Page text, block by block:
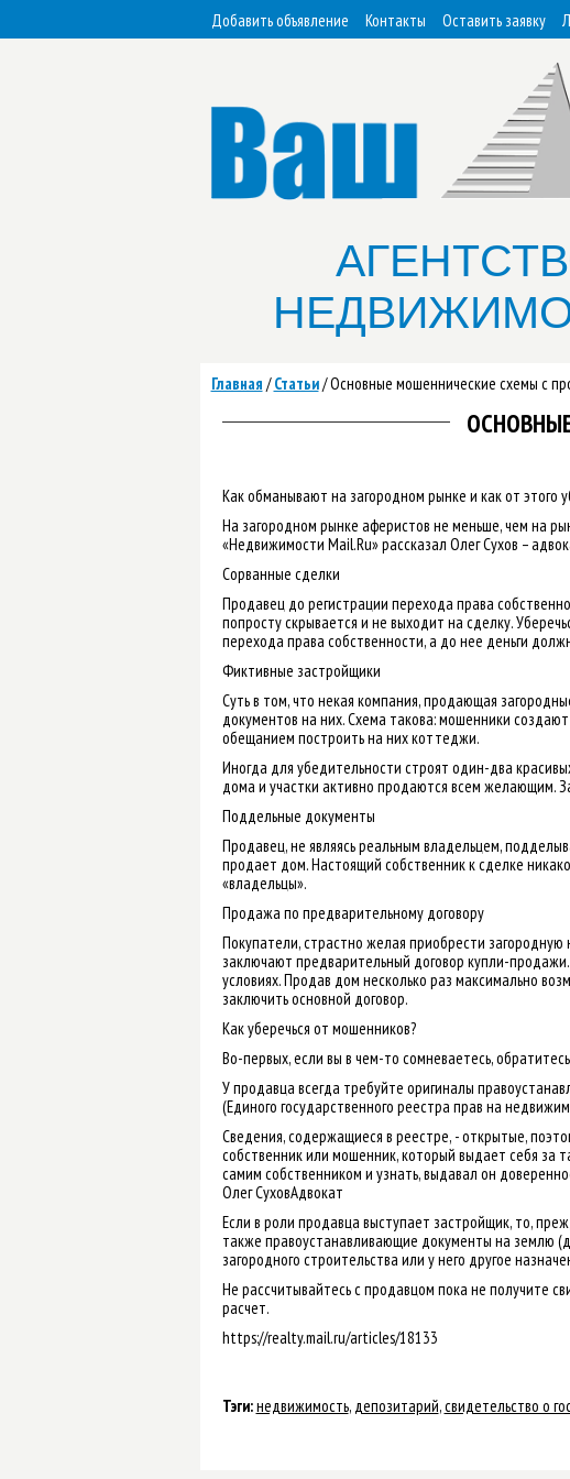
Добавить объявление Контакты Оставить заявку
Главная /Статьи/Основные мошеннические схемы с
Как обманывают на загородном рынке и как от этого
На загородном рынке аферистов не меньше, чем на
«Недвижимости Mail.Ru» рассказал Олег Сухов –
Сорванные сделки
Продавец до регистрации перехода права
попросту скрывается и не выходит на сделку.
перехода права собственности, а до нее деньги
Фиктивные застройщики
Суть в том, что некая компания, продающая
документов на них. Схема такова: мошенники
обещанием построить на них коттеджи.
Иногда для убедительности строят один-два
дома и участки активно продаются всем желающим.
Поддельные документы
Продавец, не являясь реальным владельцем,
продает дом. Настоящий собственник к сделке
«владельцы».
Продажа по предварительному договору
Покупатели, страстно желая приобрести
заключают предварительный договор купли-
условиях. Продав дом несколько раз максимально
заключить основной договор.
Как уберечься от мошенников?
Во-первых, если вы в чем-то сомневаетесь,
У продавца всегда требуйте оригиналы
(Единого государственного реестра прав на
Сведения, содержащиеся в реестре, - открытые,
собственник или мошенник, который выдает себя за
самим собственником и узнать, выдавал он
Олег СуховАдвокат
Если в роли продавца выступает застройщик, то,
также правоустанавливающие документы на землю
загородного строительства или у него другое
Не рассчитывайтесь с продавцом пока не получите
расчет.
https://realty.mail.ru/articles/18133
Тэги:недвижимость, депозитарий,свидетельство о